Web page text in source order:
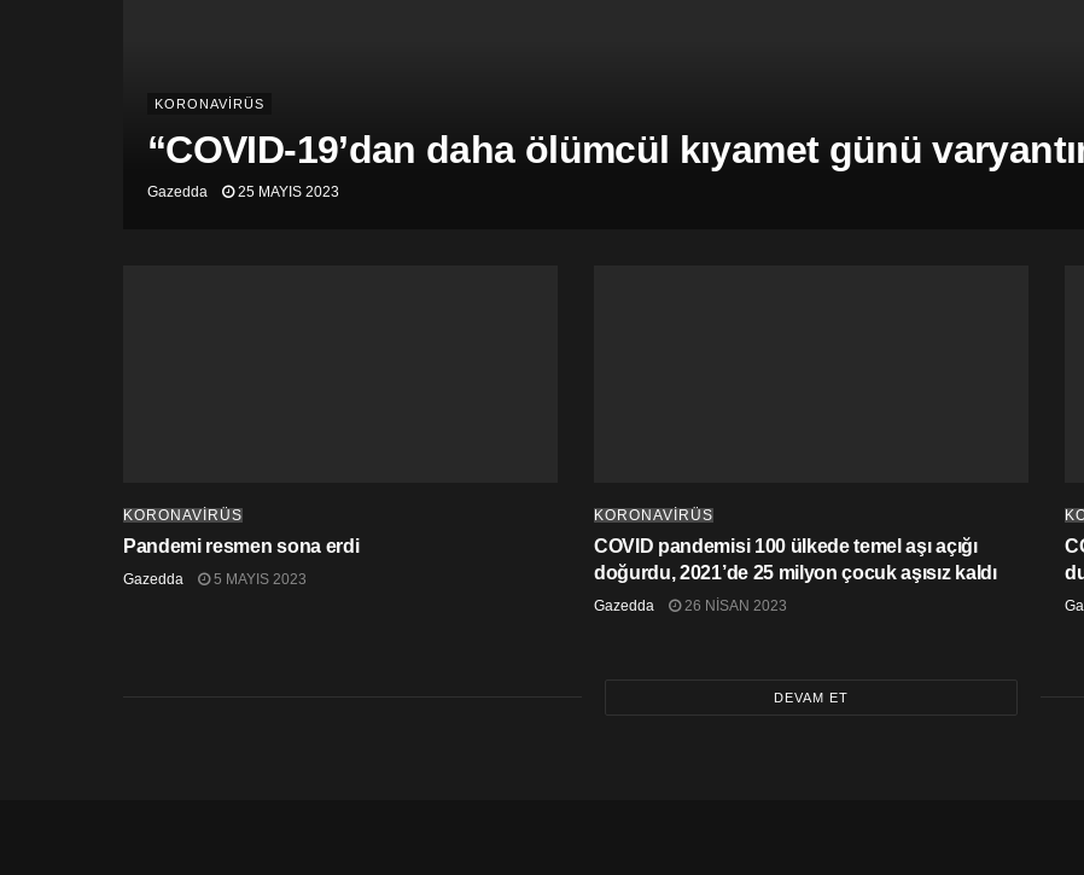
KORONAVİRÜS
“COVID-19’dan daha ölümcül kıyamet günü
Gazedda 25 MAYIS 2023
KORONAVİRÜS
Pandemi resmen sona erdi
Gazedda 5 MAYIS 2023
KORONAVİRÜS
COVID pandemisi 100 ülkede temel aşı açığı
doğurdu, 2021’de 25 milyon çocuk aşısız kaldı
Gazedda 26 NISAN 2023
DEVAM ET